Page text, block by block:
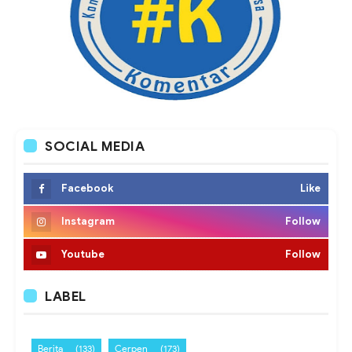
SOCIAL MEDIA
Facebook Like
Instagram Follow
Youtube Follow
LABEL
Berita (133) Cerpen (173)